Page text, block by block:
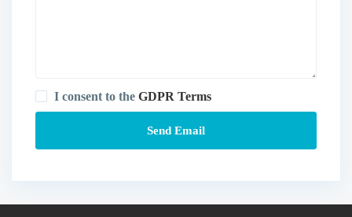
I consent to theGDPR Terms